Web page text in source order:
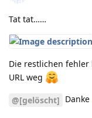
Tat tat……
Die restlichen
URL weg
@[gelöscht] Danke